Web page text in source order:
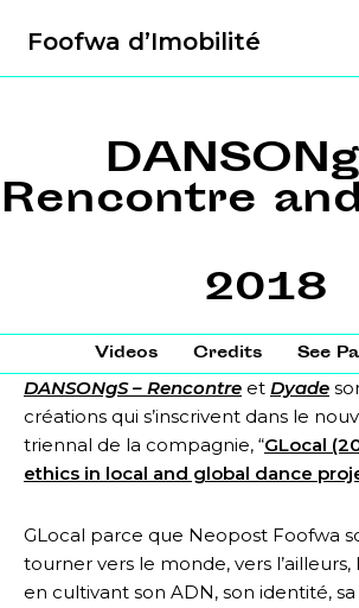
Foofwa d’Imobilité
Rencontre
2018
Videos Credits See
DANSONgS – Rencontre et Dyade
créations qui s’inscrivent dans le
triennal de la compagnie, “GLocal
ethics in local and global dance
GLocal parce que Neopost Foofwa
tourner vers le monde, vers l’ailleurs,
en cultivant son ADN, son identité,